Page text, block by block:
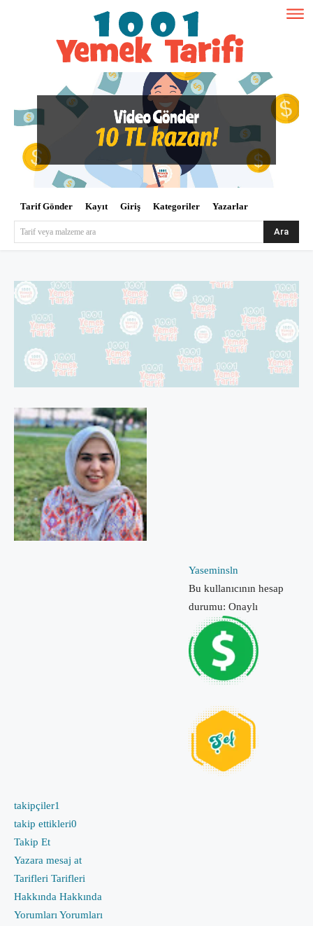
Tarif Gönder Kayıt Giriş Kategoriler Yazarlar
Tarif veya malzeme ara Ara
Yaseminsln
Bu kullanıcının hesap
durumu: Onaylı
takipçiler1
takip ettikleri0
Takip Et
Yazara mesaj at
Tarifleri Tarifleri
Hakkında Hakkında
Yorumları Yorumları